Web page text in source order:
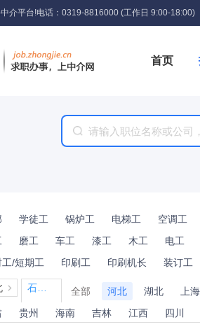
介平台!电话：0319-8816000 (工作日 9:00-18:00)
首页
工具箱
学徒工 锅炉工 电梯工 空调工
磨工 车工 漆工 木工 电工
/短期工
印刷工 印刷机长 装订工
全部 河北 湖北 上海
贵州 海南 吉林 江西 四川